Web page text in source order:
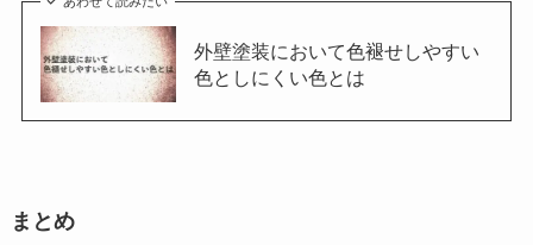
外壁塗装において色褪せしやすい
色としにくい色とは
まとめ